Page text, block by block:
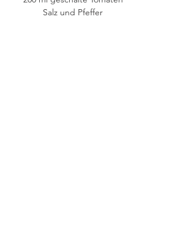
Salz und Pfeffer